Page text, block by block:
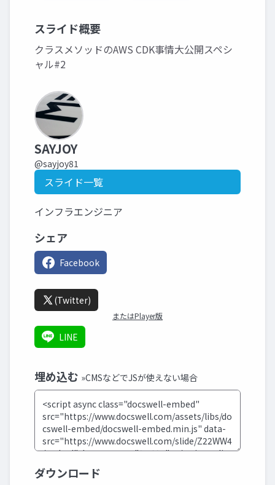
スライド概要
クラスメソッドのAWS CDK事情大公開スペシ
ャル#2
SAYJOY
@sayjoy81
スライド一覧
インフラエンジニア
シェア
Facebook
(Twitter)
またはPlayer版
LINE
埋め込む »CMSなどでJSが使えない場合
ダウンロード